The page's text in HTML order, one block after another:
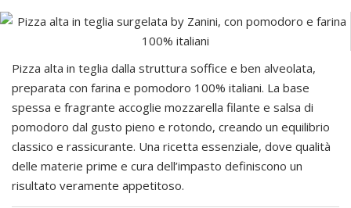
Pizza alta in teglia dalla struttura soffice e ben alveolata,
preparata con farina e pomodoro 100% italiani. La base
spessa e fragrante accoglie mozzarella filante e salsa di
pomodoro dal gusto pieno e rotondo, creando un equilibrio
classico e rassicurante. Una ricetta essenziale, dove qualità
delle materie prime e cura dell’impasto definiscono un
risultato veramente appetitoso.